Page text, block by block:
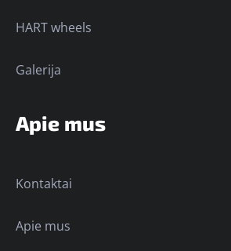
HART wheels
Galerija
Apie mus
Kontaktai
Apie mus